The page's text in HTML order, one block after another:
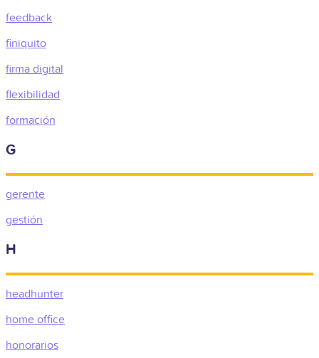
feedback
finiquito
firma digital
flexibilidad
formación
G
gerente
gestión
H
headhunter
home office
honorarios